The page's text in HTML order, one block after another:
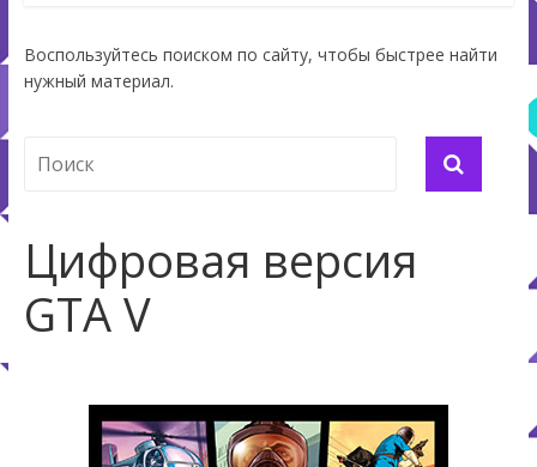
Воспользуйтесь поиском по сайту, чтобы быстрее найти
нужный материал.
Цифровая версия
GTA V